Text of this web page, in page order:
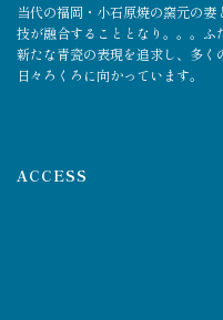
当代の福岡・小石原焼の窯元の
技が融合することとなり。。。ふ
新たな青瓷の表現を追求し、多
日々ろくろに向かっています。
ACCESS